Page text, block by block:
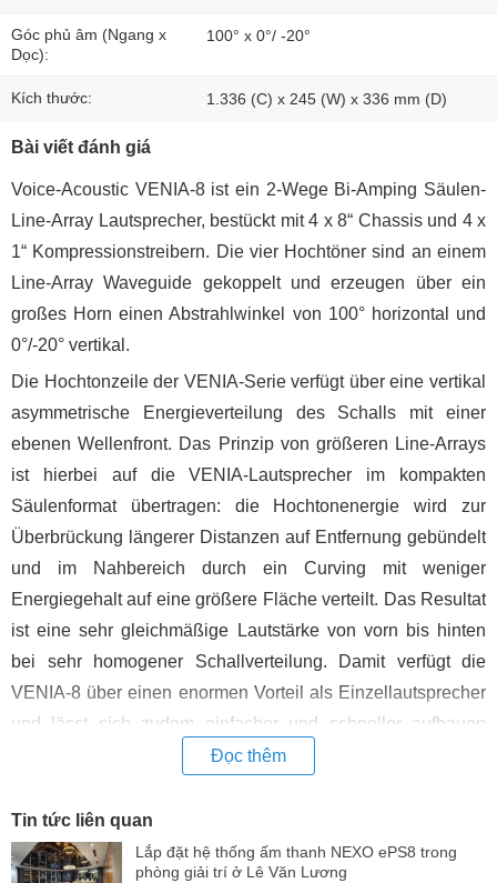
Góc phủ âm (Ngang x
Dọc):
100° x 0°/ -20°
Kích thước: 1.336 (C) x 245 (W) x 336 mm (D)
Bài viết đánh giá
Voice-Acoustic VENIA-8 ist ein 2-Wege Bi-Amping Säulen-
Line-Array Lautsprecher, bestückt mit 4 x 8“ Chassis und 4 x
1“ Kompressionstreibern. Die vier Hochtöner sind an einem
Line-Array Waveguide gekoppelt und erzeugen über ein
großes Horn einen Abstrahlwinkel von 100° horizontal und
0°/-20° vertikal.
Die Hochtonzeile der VENIA-Serie verfügt über eine vertikal
asymmetrische Energieverteilung des Schalls mit einer
ebenen Wellenfront. Das Prinzip von größeren Line-Arrays
ist hierbei auf die VENIA-Lautsprecher im kompakten
Säulenformat übertragen: die Hochtonenergie wird zur
Überbrückung längerer Distanzen auf Entfernung gebündelt
und im Nahbereich durch ein Curving mit weniger
Energiegehalt auf eine größere Fläche verteilt. Das Resultat
ist eine sehr gleichmäßige Lautstärke von vorn bis hinten
bei sehr homogener Schallverteilung. Damit verfügt die
VENIA-8 über einen enormen Vorteil als Einzellautsprecher
und lässt sich zudem einfacher und schneller aufbauen
sowie in Betrieb nehmen als konventionelle Line-Array
Mit ihrem schlanken Erscheinungsbild macht die VENIA-
Serie bei allen mobilen Anwendungen und in
Đọc thêm
Tin tức liên quan
Lắp đặt hệ thống ấm thanh NEXO ePS8 trong
phòng giải trí ở Lê Văn Lương